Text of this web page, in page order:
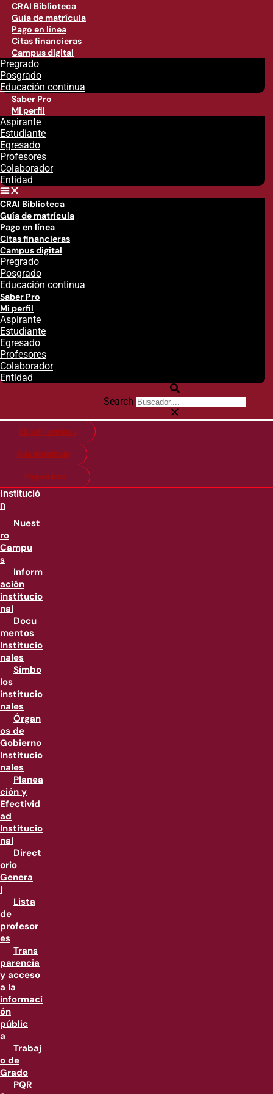
CRAI Biblioteca
Guía de matrícula
Pago en línea
Citas financieras
Campus digital
Pregrado
Posgrado
Educación continua
Saber Pro
Mi perfil
Aspirante
Estudiante
Egresado
Profesores
Colaborador
Entidad
CRAI Biblioteca
Guía de matrícula
Pago en línea
Citas financieras
Campus digital
Pregrado
Posgrado
Educación continua
Saber Pro
Mi perfil
Aspirante
Estudiante
Egresado
Profesores
Colaborador
Entidad
Search
Citas financieras
Guía de matricula
Pago en línea
Institució
n
Nuest
ro
Campu
s
Inform
ación
institucio
nal
Docu
mentos
Institucio
nales
Símbo
los
institucio
nales
Órgan
os de
Gobierno
Institucio
nales
Planea
ción y
Efectivid
ad
Institucio
nal
Direct
orio
Genera
l
Lista
de
profesor
es
Trans
parencia
y acceso
a la
informaci
ón
públic
a
Trabaj
o de
Grado
PQR